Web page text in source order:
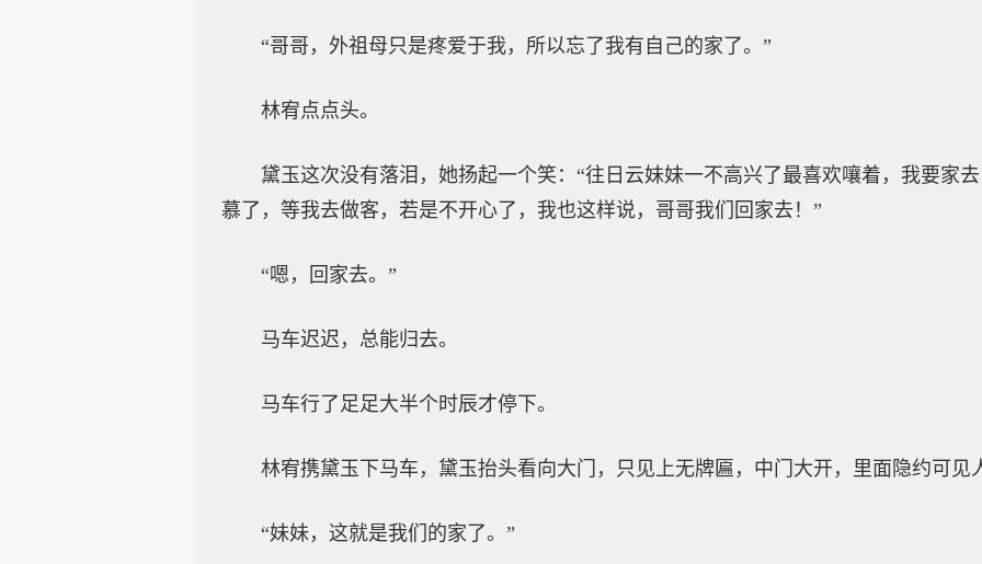
“哥哥，外祖母只是疼爱于我，所以忘了我有自己的家了。”
林宥点点头。
黛玉这次没有落泪，她扬起一个笑：“往日云妹妹一不高兴了最喜欢嚷着，我要家
慕了，等我去做客，若是不开心了，我也这样说，哥哥我们回家去！”
“嗯，回家去。”
马车迟迟，总能归去。
马车行了足足大半个时辰才停下。
林宥携黛玉下马车，黛玉抬头看向大门，只见上无牌匾，中门大开，里面隐约可见
“妹妹，这就是我们的家了。”